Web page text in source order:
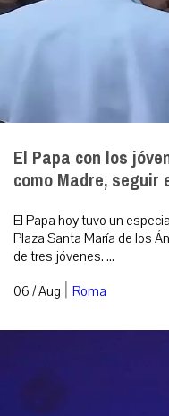
El Papa con los
como Madre,
El Papa hoy tuvo un
Plaza Santa María de los
de tres jóvenes. ...
06 / Aug | Roma